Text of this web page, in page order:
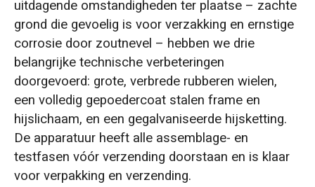
wielen, corrosiebestendige coating en
gegalvaniseerde ketting.
Verbrede rubberen wielen voor zachte
ondergrond
Drie maatregelen ter voorkoming van corrosie
in kustgebieden
Waarom niet kiezen voor een volledig
uitdagende omstandigheden ter plaatse – zachte
grond die gevoelig is voor verzakking en ernstige
corrosie door zoutnevel – hebben we drie
belangrijke technische verbeteringen
doorgevoerd: grote, verbrede rubberen wielen,
een volledig gepoedercoat stalen frame en
hijslichaam, en een gegalvaniseerde hijsketting.
De apparatuur heeft alle assemblage- en
testfasen vóór verzending doorstaan en is klaar
voor verpakking en verzending.